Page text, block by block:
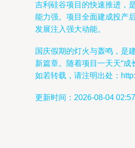
吉利硅谷项目的快速推进，
能力强。项目全面建成投产
发展注入强大动能。
国庆假期的灯火与轰鸣，是
新篇章。随着项目一天天“
如若转载，请注明出处：
更新时间：2026-08-04